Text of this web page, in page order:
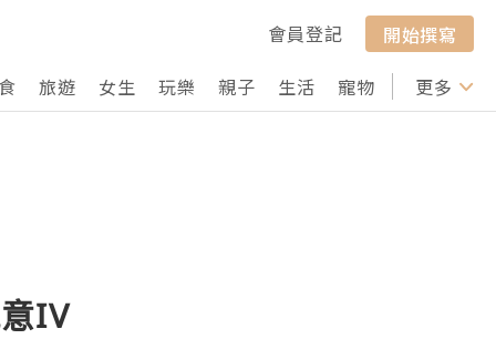
會員登記
開始撰寫
旅遊 女生 玩樂 親子 生活 寵物 行山 打卡
更多
IV